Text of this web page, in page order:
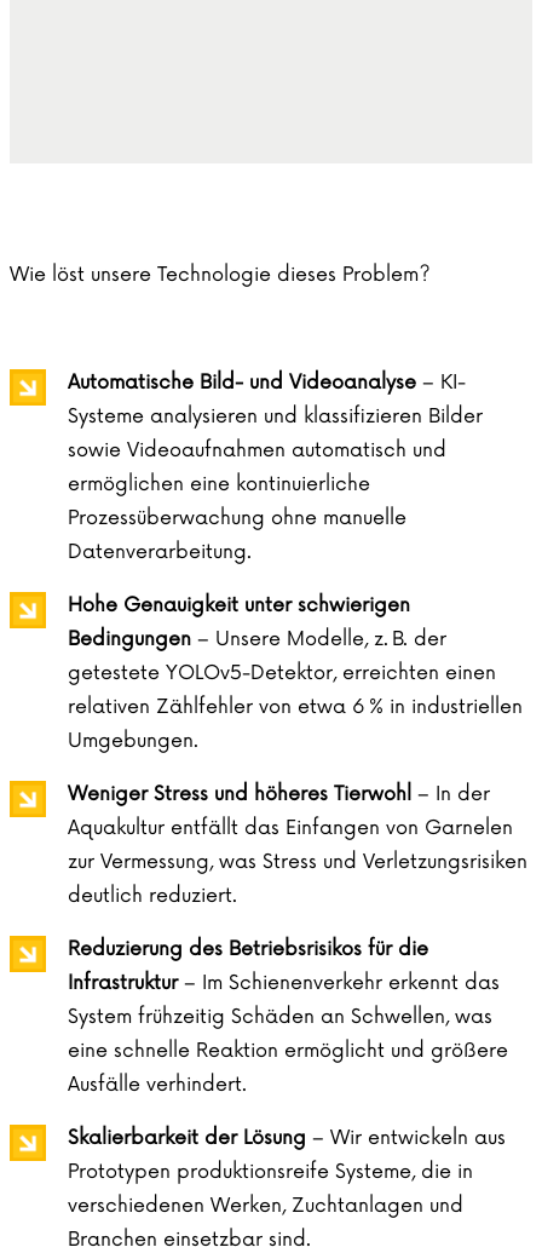
Wie löst unsere Technologie dieses Problem?
Automatische Bild- und Videoanalyse – KI-
Systeme analysieren und klassifizieren Bilder
sowie Videoaufnahmen automatisch und
ermöglichen eine kontinuierliche
Prozessüberwachung ohne manuelle
Datenverarbeitung.
Hohe Genauigkeit unter schwierigen
Bedingungen – Unsere Modelle, z. B. der
getestete YOLOv5-Detektor, erreichten einen
relativen Zählfehler von etwa 6 % in industriellen
Umgebungen.
Weniger Stress und höheres Tierwohl – In der
Aquakultur entfällt das Einfangen von Garnelen
zur Vermessung, was Stress und Verletzungsrisiken
deutlich reduziert.
Reduzierung des Betriebsrisikos für die
Infrastruktur– Im Schienenverkehr erkennt das
System frühzeitig Schäden an Schwellen, was
eine schnelle Reaktion ermöglicht und größere
Ausfälle verhindert.
Skalierbarkeit der Lösung – Wir entwickeln aus
Prototypen produktionsreife Systeme, die in
verschiedenen Werken, Zuchtanlagen und
Branchen einsetzbar sind.